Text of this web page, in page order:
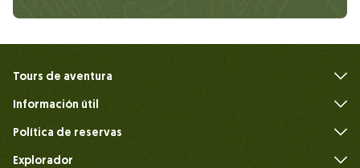
Tours de aventura
Información útil
Política de reservas
Explorador